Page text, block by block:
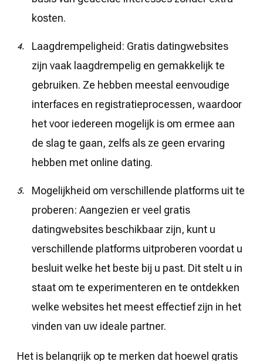
kosten.
Laagdrempeligheid: Gratis datingwebsites
zijn vaak laagdrempelig en gemakkelijk te
gebruiken. Ze hebben meestal eenvoudige
interfaces en registratieprocessen, waardoor
het voor iedereen mogelijk is om ermee aan
de slag te gaan, zelfs als ze geen ervaring
hebben met online dating.
Mogelijkheid om verschillende platforms uit te
proberen: Aangezien er veel gratis
datingwebsites beschikbaar zijn, kunt u
verschillende platforms uitproberen voordat u
besluit welke het beste bij u past. Dit stelt u in
staat om te experimenteren en te ontdekken
welke websites het meest effectief zijn in het
vinden van uw ideale partner.
Het is belangrijk op te merken dat hoewel gratis